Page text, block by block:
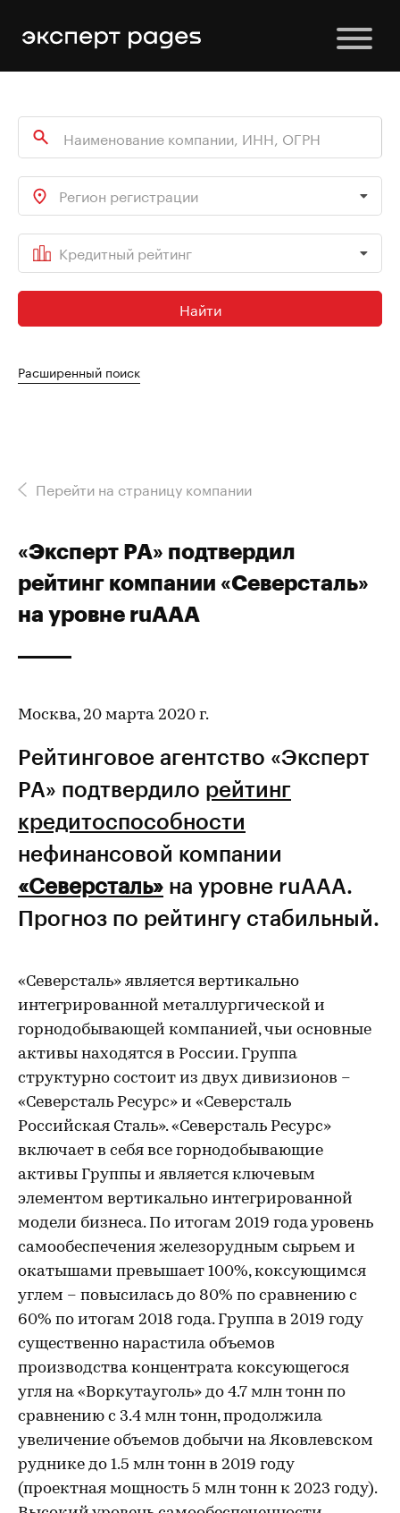
Регион регистрации
Кредитный рейтинг
Найти
Расширенный поиск
Перейти на страницу компании
«Эксперт РА» подтвердил
рейтинг компании «Северсталь»
на уровне ruAАА
Москва, 20 марта 2020 г.
Рейтинговое агентство «Эксперт
РА» подтвердило рейтинг
кредитоспособности
нефинансовой компании
«Северсталь» на уровне ruAАА.
Прогноз по рейтингу стабильный.
«Северсталь» является вертикально
интегрированной металлургической и
горнодобывающей компанией, чьи основные
активы находятся в России. Группа
структурно состоит из двух дивизионов –
«Северсталь Ресурс» и «Северсталь
Российская Сталь». «Северсталь Ресурс»
включает в себя все горнодобывающие
активы Группы и является ключевым
элементом вертикально интегрированной
модели бизнеса. По итогам 2019 года уровень
самообеспечения железорудным сырьем и
окатышами превышает 100%, коксующимся
углем – повысилась до 80% по сравнению с
60% по итогам 2018 года. Группа в 2019 году
существенно нарастила объемов
производства концентрата коксующегося
угля на «Воркутауголь» до 4.7 млн тонн по
сравнению с 3.4 млн тонн, продолжила
увеличение объемов добычи на Яковлевском
руднике до 1.5 млн тонн в 2019 году
(проектная мощность 5 млн тонн к 2023 году).